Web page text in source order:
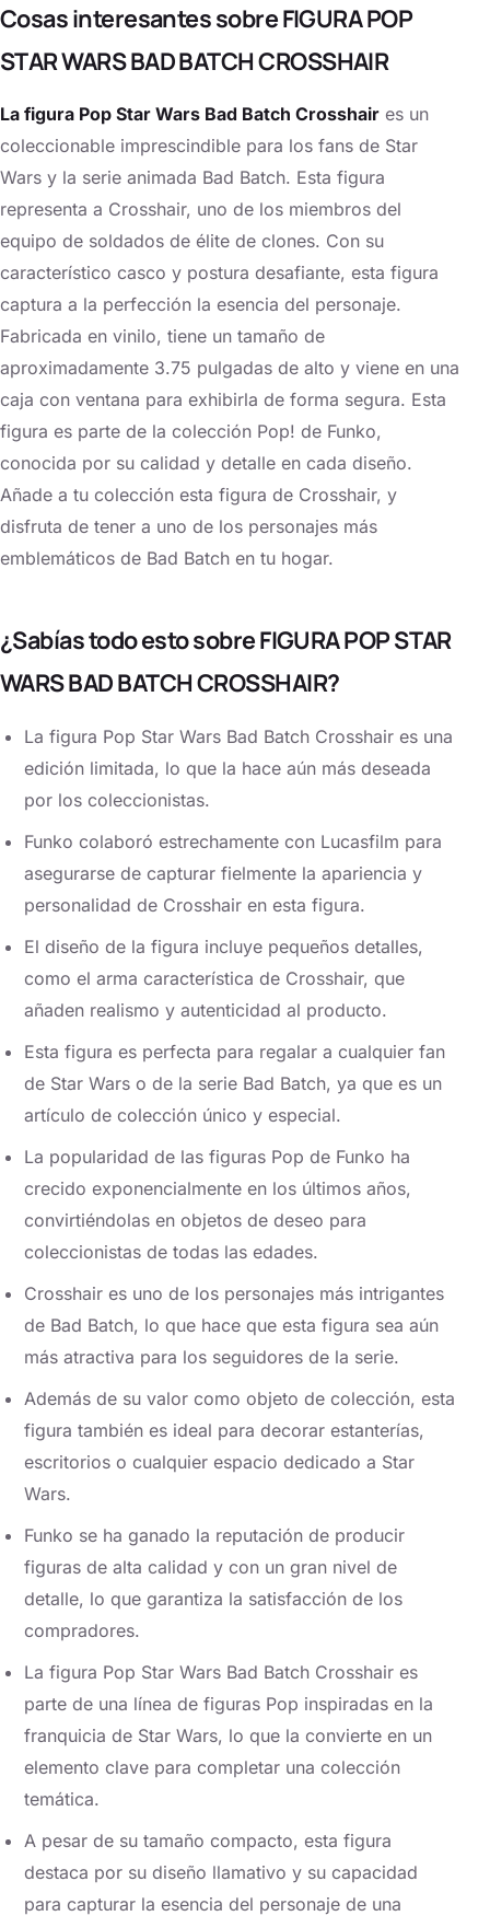
Cosas interesantes sobre FIGURA POP
STAR WARS BAD BATCH CROSSHAIR
La figura Pop Star Wars Bad Batch Crosshair es un
coleccionable imprescindible para los fans de Star
Wars y la serie animada Bad Batch. Esta figura
representa a Crosshair, uno de los miembros del
equipo de soldados de élite de clones. Con su
característico casco y postura desafiante, esta figura
captura a la perfección la esencia del personaje.
Fabricada en vinilo, tiene un tamaño de
aproximadamente 3.75 pulgadas de alto y viene en una
caja con ventana para exhibirla de forma segura. Esta
figura es parte de la colección Pop! de Funko,
conocida por su calidad y detalle en cada diseño.
Añade a tu colección esta figura de Crosshair, y
disfruta de tener a uno de los personajes más
emblemáticos de Bad Batch en tu hogar.
¿Sabías todo esto sobre FIGURA POP STAR
WARS BAD BATCH CROSSHAIR?
La figura Pop Star Wars Bad Batch Crosshair es una
edición limitada, lo que la hace aún más deseada
por los coleccionistas.
Funko colaboró estrechamente con Lucasfilm para
asegurarse de capturar fielmente la apariencia y
personalidad de Crosshair en esta figura.
El diseño de la figura incluye pequeños detalles,
como el arma característica de Crosshair, que
añaden realismo y autenticidad al producto.
Esta figura es perfecta para regalar a cualquier fan
de Star Wars o de la serie Bad Batch, ya que es un
artículo de colección único y especial.
La popularidad de las figuras Pop de Funko ha
crecido exponencialmente en los últimos años,
convirtiéndolas en objetos de deseo para
coleccionistas de todas las edades.
Crosshair es uno de los personajes más intrigantes
de Bad Batch, lo que hace que esta figura sea aún
más atractiva para los seguidores de la serie.
Además de su valor como objeto de colección, esta
figura también es ideal para decorar estanterías,
escritorios o cualquier espacio dedicado a Star
Wars.
Funko se ha ganado la reputación de producir
figuras de alta calidad y con un gran nivel de
detalle, lo que garantiza la satisfacción de los
compradores.
La figura Pop Star Wars Bad Batch Crosshair es
parte de una línea de figuras Pop inspiradas en la
franquicia de Star Wars, lo que la convierte en un
elemento clave para completar una colección
temática.
A pesar de su tamaño compacto, esta figura
destaca por su diseño llamativo y su capacidad
para capturar la esencia del personaje de una